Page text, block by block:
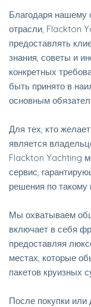
Благодаря нашему
отрасли, Flackton
предоставлять
знания, советы и
конкретных
быть принято в
основным
Для тех, кто
является
Flackton Yachting
сервис,
решения по такому
Мы охватываем
включает в себя
предоставляя
местах, которые
пакетов круизных
После покупки